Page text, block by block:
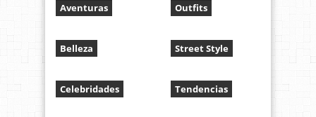
Aventuras
Belleza
Celebridades
Outfits
Street Style
Tendencias